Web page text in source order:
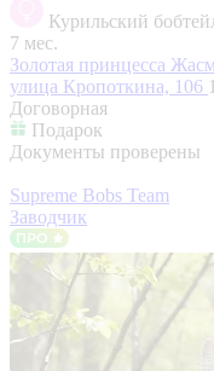
Курильский
7 мес.
Золотая принцесса
улица Кропоткина, 106
Договорная
Подарок
Документы проверены
Supreme Bobs Team
Заводчик